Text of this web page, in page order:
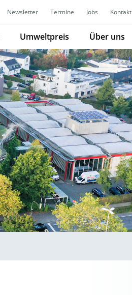
Newsletter Termine Jobs Kontakt
Umweltpreis Über uns